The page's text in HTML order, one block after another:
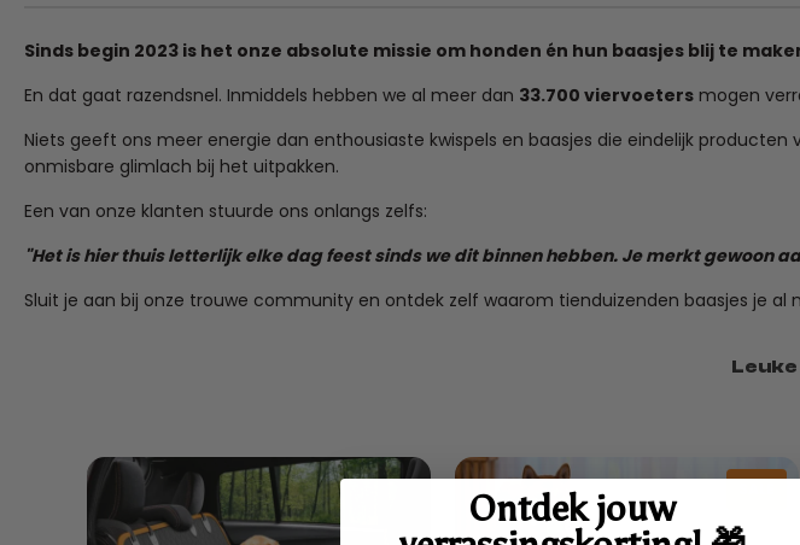
Sinds begin 2023 is het onze absolute missie om honden én hun baasjes blij te
En dat gaat razendsnel. Inmiddels hebben we al meer dan 33.700 viervoeters mogen
Niets geeft ons meer energie dan enthousiaste kwispels en baasjes die eindelijk
onmisbare glimlach bij het uitpakken.
Een van onze klanten stuurde ons onlangs zelfs:
"Het is hier thuis letterlijk elke dag feest sinds we dit binnen hebben. Je merkt gewoon
Sluit je aan bij onze trouwe community en ontdek zelf waarom tienduizenden baasjes je
Ontdek jouw